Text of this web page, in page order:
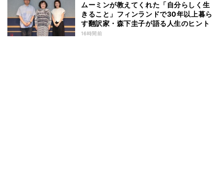
ムーミンが教えてくれた「自分らしく生
きること」フィンランドで30年以上暮ら
す翻訳家・森下圭子が語る人生のヒント
16時間前